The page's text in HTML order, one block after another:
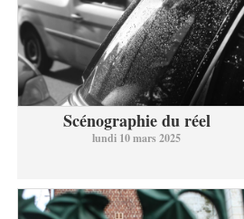
Scénographie du réel
lundi 10 mars 2025